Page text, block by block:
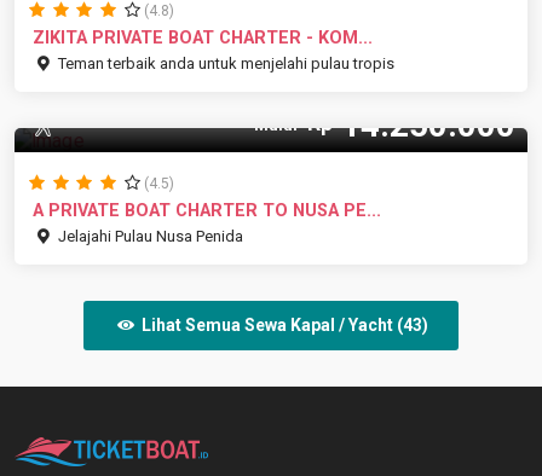
(4.8)
ZIKITA PRIVATE BOAT CHARTER - KOM...
Teman terbaik anda untuk menjelahi pulau tropis
Mulai Rp14.250.000
(4.5)
A PRIVATE BOAT CHARTER TO NUSA PE...
Jelajahi Pulau Nusa Penida
Lihat Semua Sewa Kapal / Yacht (43)